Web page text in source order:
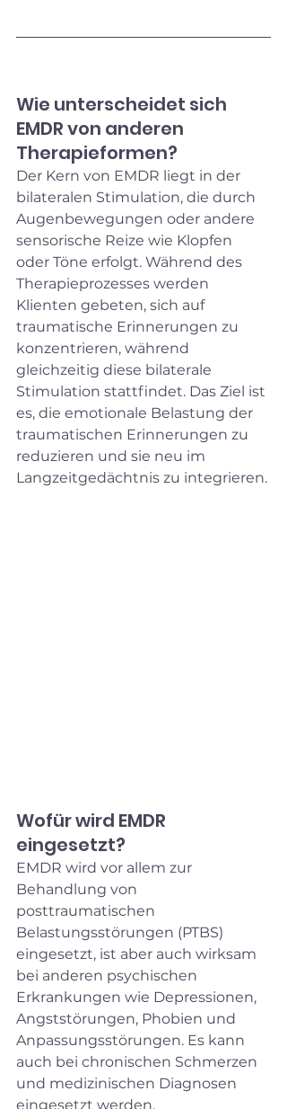
Wie unterscheidet sich
EMDR von anderen
Therapieformen?
Der Kern von EMDR liegt in der
bilateralen Stimulation, die durch
Augenbewegungen oder andere
sensorische Reize wie Klopfen
oder Töne erfolgt. Während des
Therapieprozesses werden
Klienten gebeten, sich auf
traumatische Erinnerungen zu
konzentrieren, während
gleichzeitig diese bilaterale
Stimulation stattfindet. Das Ziel ist
es, die emotionale Belastung der
traumatischen Erinnerungen zu
reduzieren und sie neu im
Langzeitgedächtnis zu integrieren.
Wofür wird EMDR
eingesetzt?
EMDR wird vor allem zur
Behandlung von
posttraumatischen
Belastungsstörungen (PTBS)
eingesetzt, ist aber auch wirksam
bei anderen psychischen
Erkrankungen wie Depressionen,
Angststörungen, Phobien und
Anpassungsstörungen. Es kann
auch bei chronischen Schmerzen
und medizinischen Diagnosen
eingesetzt werden.